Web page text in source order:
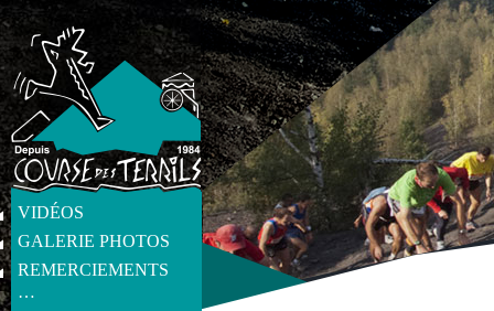
VIDÉOS
GALERIE PHOTOS
REMERCIEMENTS
…